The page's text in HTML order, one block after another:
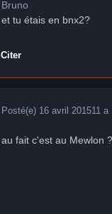
Bruno
et tu étais en bnx2?
Citer
Posté(e) 16 avril 201511 a
au fait c'est au Mewlon ?